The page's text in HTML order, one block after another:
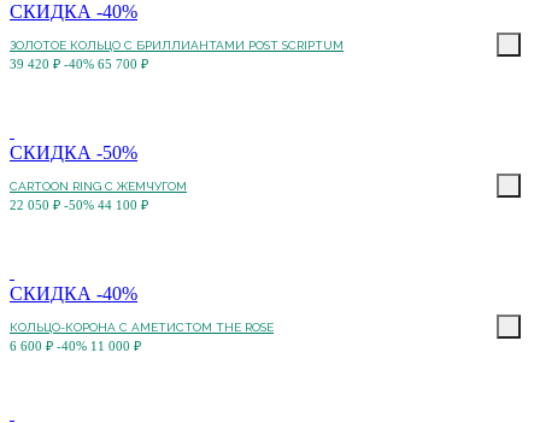
СКИДКА -40%
ЗОЛОТОЕ КОЛЬЦО С БРИЛЛИАНТАМИ POST SCRIPTUM
39 420 ₽ -40% 65 700 ₽
СКИДКА -50%
CARTOON RING С ЖЕМЧУГОМ
22 050 ₽ -50% 44 100 ₽
СКИДКА -40%
КОЛЬЦО-КОРОНА С АМЕТИСТОМ THE ROSE
6 600 ₽ -40% 11 000 ₽